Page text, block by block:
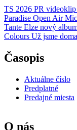
TS 2026 PR videoklip
Paradise Open Air
Tante Elze nový
Colours Už jsme doma
Časopis
Aktuálne číslo
Predplatné
Predajné miesta
O nás